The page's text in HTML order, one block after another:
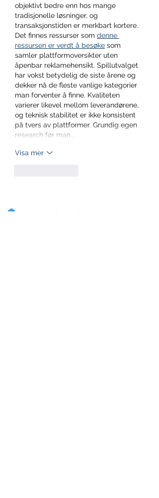
objektivt bedre enn hos mange
tradisjonelle løsninger, og
transaksjonstiden er merkbart kortere.
Det finnes ressurser som denne
ressursen er verdt å besøke som
samler plattformoversikter uten
åpenbar reklamehensikt. Spillutvalget
har vokst betydelig de siste årene og
dekker nå de fleste vanlige kategorier
man forventer å finne. Kvaliteten
varierer likevel mellom leverandørene,
og teknisk stabilitet er ikke konsistent
på tvers av plattformer. Grundig egen
research før man…
Visa mer